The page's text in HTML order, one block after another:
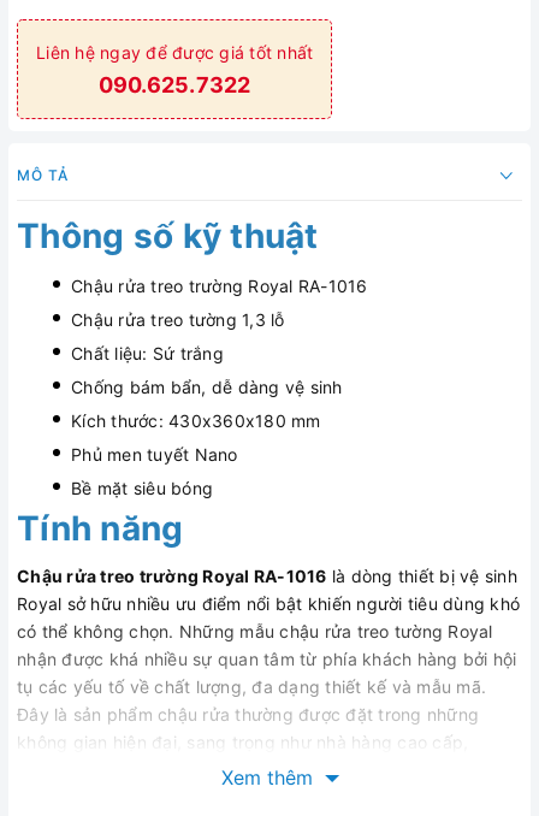
Liên hệ ngay để được giá tốt nhất
090.625.7322
MÔ TẢ
Thông số kỹ thuật
Chậu rửa treo trường Royal RA-1016
Chậu rửa treo tường 1,3 lỗ
Chất liệu: Sứ trắng
Chống bám bẩn, dễ dàng vệ sinh
Kích thước: 430x360x180 mm
Phủ men tuyết Nano
Bề mặt siêu bóng
Tính năng
Chậu rửa treo trường Royal RA-1016 là dòng thiết bị vệ sinh
Royal sở hữu nhiều ưu điểm nổi bật khiến người tiêu dùng khó
có thể không chọn. Những mẫu chậu rửa treo tường Royal
nhận được khá nhiều sự quan tâm từ phía khách hàng bởi hội
tụ các yếu tố về chất lượng, đa dạng thiết kế và mẫu mã.
Đây là sản phẩm chậu rửa thường được đặt trong những
không gian hiện đại, sang trọng như nhà hàng cao cấp,
khách sạn, khu nghỉ dưỡng,…Xem thêm